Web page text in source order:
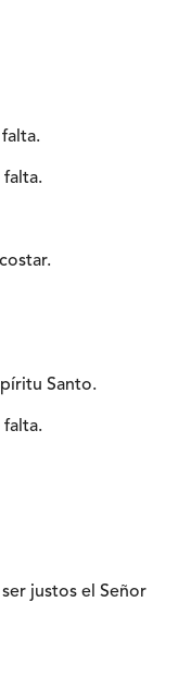
falta.
Santo.
falta.
justos el Señor